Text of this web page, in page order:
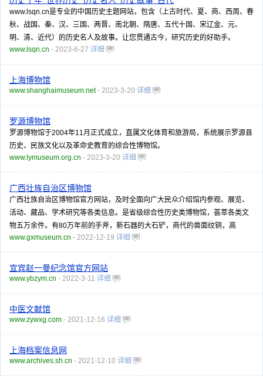
www.lsqn.cn是专业的中国历史主题网站，包含（上古时代、夏、商、西周、春
秋、战国、秦、汉、三国、两晋、南北朝、隋唐、五代十国、宋辽金、元、
明、清、近代）的历史名人及故事。让您贯通古今，研究历史的好助手。
www.lsqn.cn - 2023-6-27 详细
上海博物馆
www.shanghaimuseum.net- 2023-3-20 详细
罗源博物馆
罗源博物馆于2004年11月正式成立，直属文化体育和旅游局，系统展示罗源县
历史、民族文化以及革命史教育的综合性博物馆。
www.lymuseum.org.cn - 2023-3-20 详细
广西壮族自治区博物馆
广西壮族自治区博物馆官方网站，及时全面向广大民众介绍馆内参观、展览、
活动、藏品、学术研究等各类信息。是省级综合性历史类博物馆，荟萃各类文
物五万余件。有80万年前的手斧，新石器的大石铲，商代的兽面纹铜，高
www.gxmuseum.cn - 2022-12-19 详细
宜宾赵一曼纪念馆官方网站
www.ybzym.cn - 2022-3-11 详细
中医文献馆
www.zywxg.com - 2021-12-16 详细
上海档案信息网
www.archives.sh.cn - 2021-12-10 详细